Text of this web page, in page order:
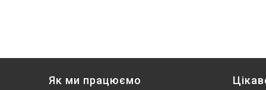
Як ми працюємо